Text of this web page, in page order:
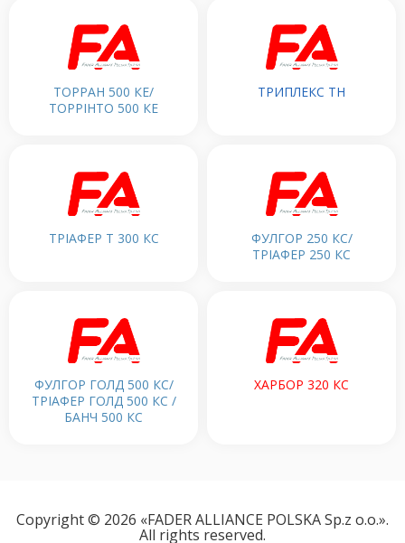
ТОРРАН 500 КЕ/
ТОРРІНТО 500 КЕ
ТРИПЛЕКС ТН
ТРІАФЕР Т 300 КС
ФУЛГОР 250 КС/
ТРІАФЕР 250 КС
ФУЛГОР ГОЛД 500 КС/
ТРІАФЕР ГОЛД 500 КС /
БАНЧ 500 КС
ХАРБОР 320 КС
Copyright © 2026 «FADER ALLIANCE POLSKA Sp.z o.o.».
All rights reserved.